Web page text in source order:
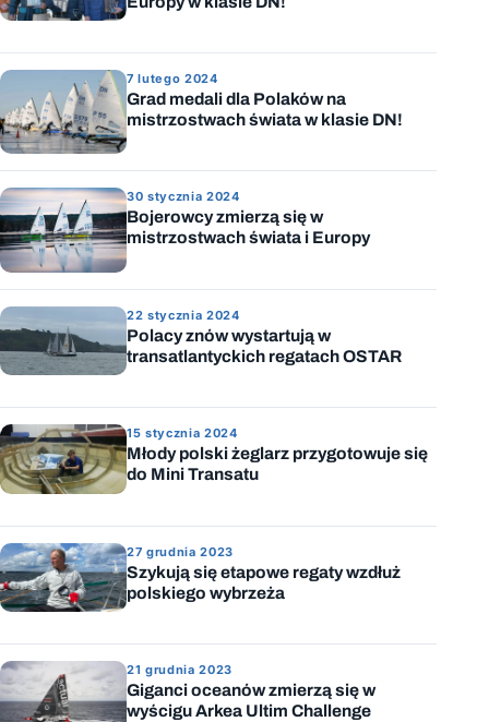
7 lutego 2024
Grad medali dla Polaków na
mistrzostwach świata w klasie DN!
30 stycznia 2024
Bojerowcy zmierzą się w
mistrzostwach świata i Europy
22 stycznia 2024
Polacy znów wystartują w
transatlantyckich regatach OSTAR
15 stycznia 2024
Młody polski żeglarz przygotowuje się
do Mini Transatu
27 grudnia 2023
Szykują się etapowe regaty wzdłuż
polskiego wybrzeża
21 grudnia 2023
Giganci oceanów zmierzą się w
wyścigu Arkea Ultim Challenge